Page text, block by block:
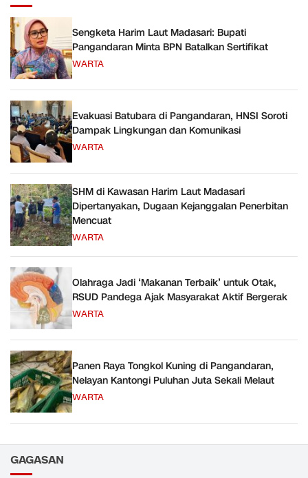
Sengketa Harim Laut Madasari: Bupati
Pangandaran Minta BPN Batalkan Sertifikat
WARTA
Evakuasi Batubara di Pangandaran, HNSI Soroti
Dampak Lingkungan dan Komunikasi
WARTA
SHM di Kawasan Harim Laut Madasari
Dipertanyakan, Dugaan Kejanggalan Penerbitan
Mencuat
WARTA
Olahraga Jadi ‘Makanan Terbaik’ untuk Otak,
RSUD Pandega Ajak Masyarakat Aktif Bergerak
WARTA
Panen Raya Tongkol Kuning di Pangandaran,
Nelayan Kantongi Puluhan Juta Sekali Melaut
WARTA
GAGASAN